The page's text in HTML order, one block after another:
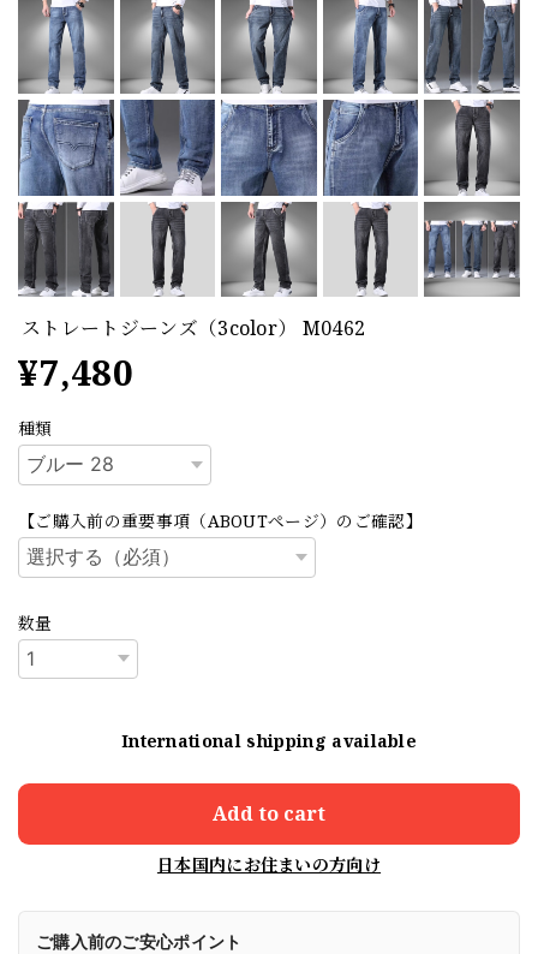
ストレートジーンズ（3color） M0462
¥7,480
種類
【ご購入前の重要事項（ABOUTページ）のご確認】
数量
International shipping available
Add to cart
日本国内にお住まいの方向け
ご購入前のご安心ポイント